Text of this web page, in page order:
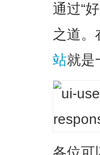
通过“
之道。
站就是